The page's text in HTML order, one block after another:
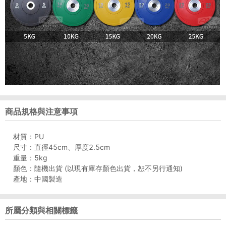
商品規格與注意事項
材質：PU
尺寸：直徑45cm、厚度2.5cm
重量：5kg
顏色：隨機出貨 (以現有庫存顏色出貨，恕不另行通知)
產地：中國製造
所屬分類與相關標籤